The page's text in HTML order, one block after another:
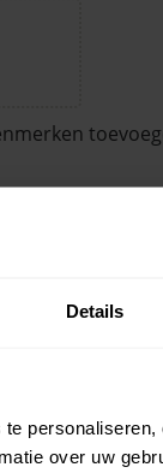
Details
over uw
4.420